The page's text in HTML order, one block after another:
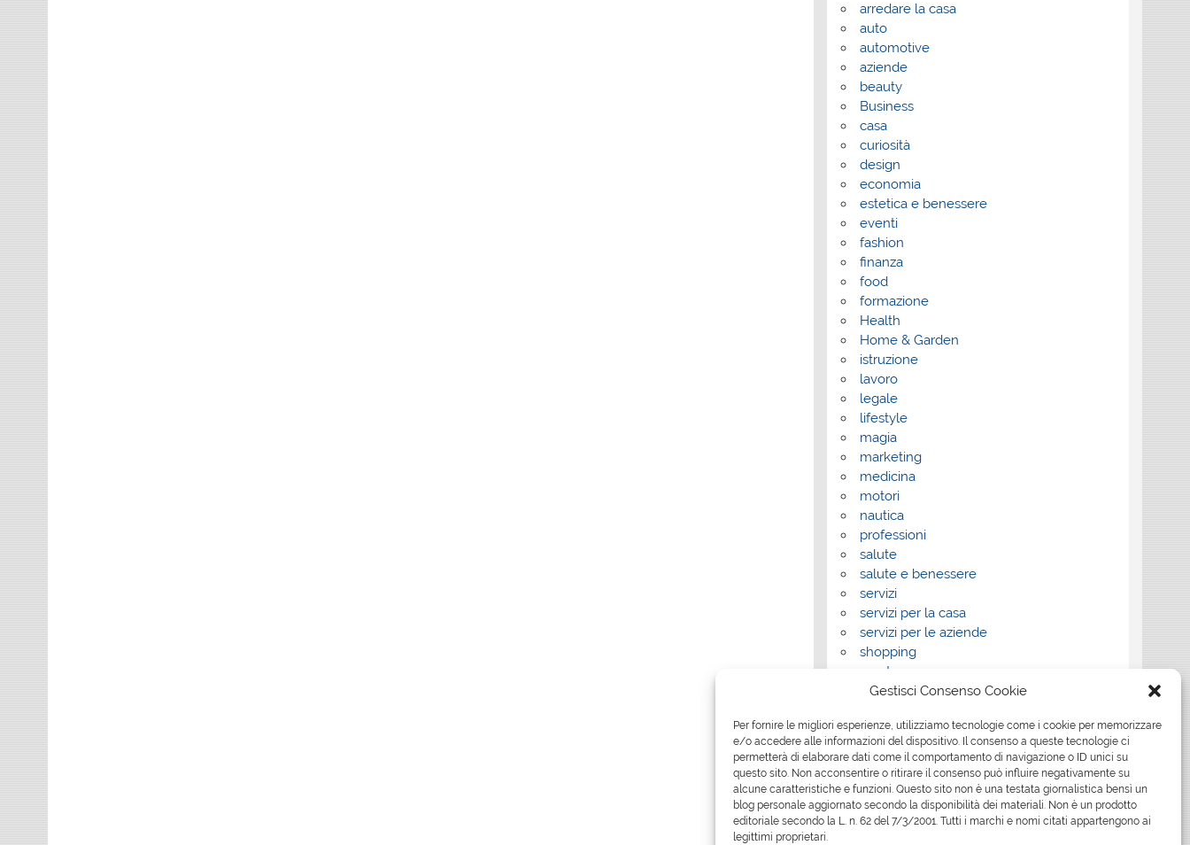
Gestisci Consenso Cookie
Per fornire le migliori esperienze, utilizziamo tecnologie come i cookie per memorizzare
e/o accedere alle informazioni del dispositivo. Il consenso a queste tecnologie ci
permetterà di elaborare dati come il comportamento di navigazione o ID unici su
questo sito. Non acconsentire o ritirare il consenso può influire negativamente su
alcune caratteristiche e funzioni. Questo sito non è una testata giornalistica bensì un
blog personale aggiornato secondo la disponibilità dei materiali. Non è un prodotto
editoriale secondo la L. n. 62 del 7/3/2001. Tutti i marchi e nomi citati appartengono ai
legittimi proprietari.
arredare la casa
auto
automotive
aziende
beauty
Business
casa
curiosità
design
economia
estetica e benessere
eventi
fashion
finanza
food
formazione
Health
Home & Garden
istruzione
lavoro
legale
lifestyle
magia
marketing
medicina
motori
nautica
professioni
salute
salute e benessere
servizi
servizi per la casa
servizi per le aziende
shopping
sport
Tech
travel
Uncategorized
viaggi
web
web marketing
wedding